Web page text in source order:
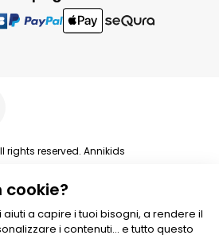
cookie?
a capire i tuoi bisogni, a rendere il
i contenuti... e tutto questo
rights reserved. Annikids